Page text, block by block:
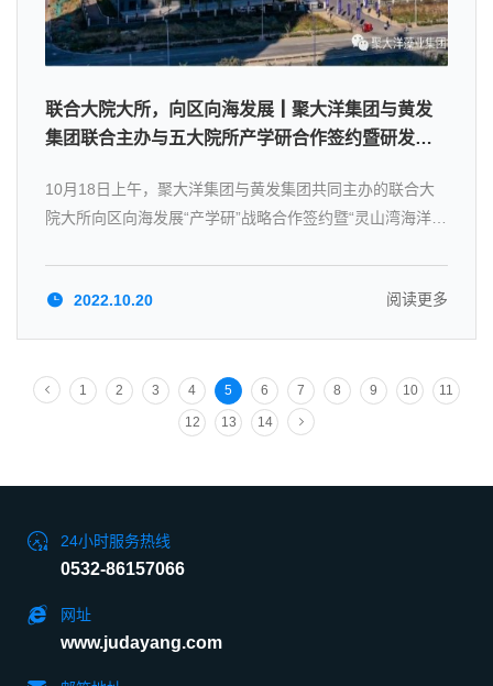
联合大院大所，向区向海发展┃聚大洋集团与黄发
集团联合主办与五大院所产学研合作签约暨研发平
10月18日上午，聚大洋集团与黄发集团共同主办的联合大
院大所向区向海发展“产学研”战略合作签约暨“灵山湾海洋产
2022.10.20
阅读更多
1 2 3 4 5 6 7 8 9 10 11
12 13 14
24小时服务热线
0532-86157066
网址
www.judayang.com